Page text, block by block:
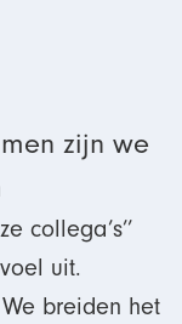
zijn we
collega’s’’
uit.
breiden het